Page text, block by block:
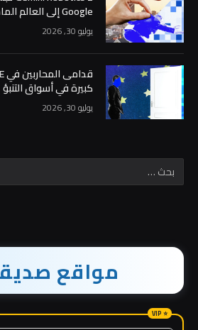
Google إلى العالم المادي
يوليو 30, 2026
كبيرة في أسواق التنبؤ
يوليو 30, 2026
مواقع